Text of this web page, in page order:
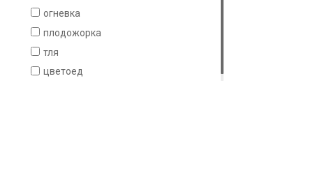
огневка
плодожорка
тля
цветоед